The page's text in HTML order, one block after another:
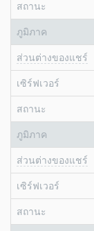
สถานะ
ภูมิภาค
ส่วนต่างของแชร์
เซิร์ฟเวอร์
สถานะ
ภูมิภาค
ส่วนต่างของแชร์
เซิร์ฟเวอร์
สถานะ